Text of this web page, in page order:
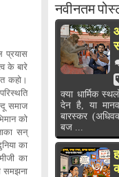
प्रयास
के बारे
कहो।
समाज
को
सन्
का
का
समझना
नवीनतम
क्या धार्मिक
देन है, या
बारस्कर
बज ...